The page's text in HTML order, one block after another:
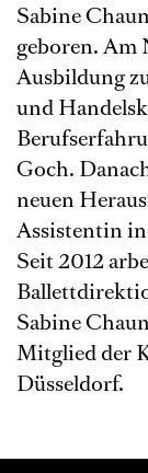
Sabine
geboren. Am
Ausbildung
und
Goch.
neuen
Assistentin
Seit 2012
Sabine
Mitglied der
Düsseldorf.